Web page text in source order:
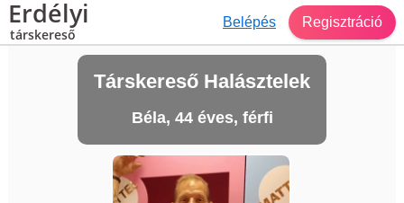
Erdélyi
társkereső
Belépés Regisztráció
Társkereső Halásztelek
Béla, 44 éves, férfi